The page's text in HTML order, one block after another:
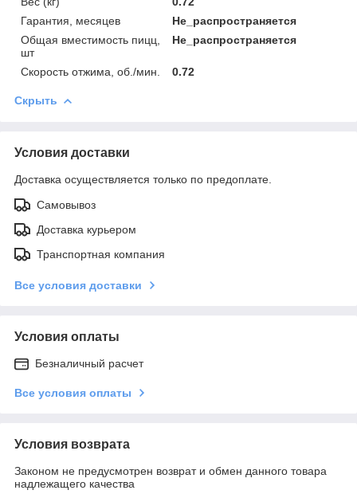
Гарантия, месяцев
Не_распространяется
Общая вместимость пицц,
шт
Не_распространяется
Скорость отжима, об./мин. 0.72
Скрыть
Условия доставки
Доставка осуществляется только по предоплате.
Самовывоз
Доставка курьером
Транспортная компания
Все условия доставки
Условия оплаты
Безналичный расчет
Все условия оплаты
Условия возврата
Законом не предусмотрен возврат и обмен данного товара
надлежащего качества